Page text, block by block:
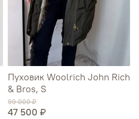
Пуховик Woolrich John Rich
& Bros, S
99 000 ₽
47 500 ₽